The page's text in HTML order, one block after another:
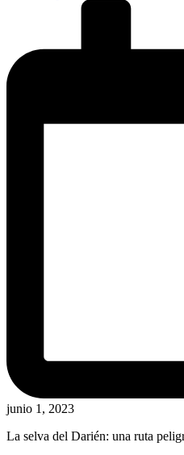
junio 1, 2023
La selva del Darién: una ruta